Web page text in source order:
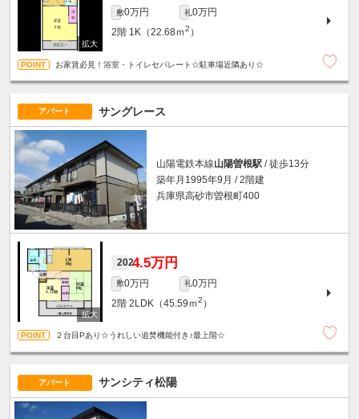
敷0万円 礼0万円
2階 1K（22.68ｍ2 ）
お家賃必見！浴室・トイレセパレート☆駐車場近隣あり☆
アパート サングレース
山陽電鉄本線山陽曽根駅 / 徒歩13分
築年月1995年9月 / 2階建
兵庫県高砂市曽根町400
2024.5万円
敷0万円 礼0万円
2階 2LDK（45.59ｍ2 ）
２台目Pあり☆うれしい追焚機能付き♪最上階☆
アパート サンシティ松陽